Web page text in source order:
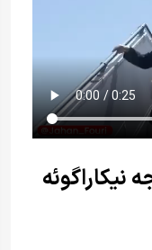
نیکاراگوئه